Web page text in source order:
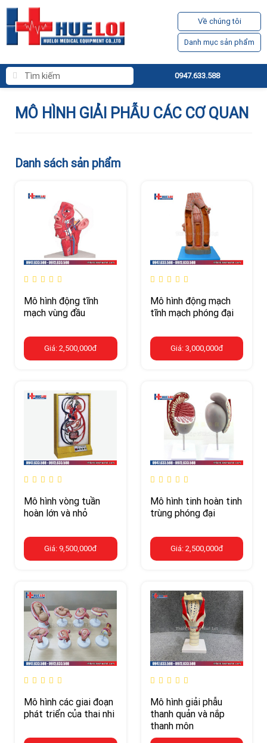
Về chúng tôi
Danh mục sản phẩm
0947.633.588
MÔ HÌNH GIẢI PHẪU CÁC CƠ QUAN
Danh sách sản phẩm
Mô hình động tĩnh
mạch vùng đầu
Giá: 2,500,000đ
Mô hình động mạch
tĩnh mạch phóng đại
Giá: 3,000,000đ
Mô hình vòng tuần
hoàn lớn và nhỏ
Giá: 9,500,000đ
Mô hình tinh hoàn tinh
trùng phóng đại
Giá: 2,500,000đ
Mô hình các giai đoạn
phát triển của thai nhi
Mô hình giải phẫu
thanh quản và nắp
thanh môn